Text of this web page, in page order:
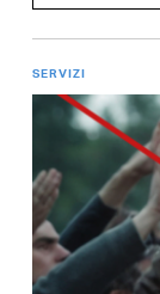
SERVIZI